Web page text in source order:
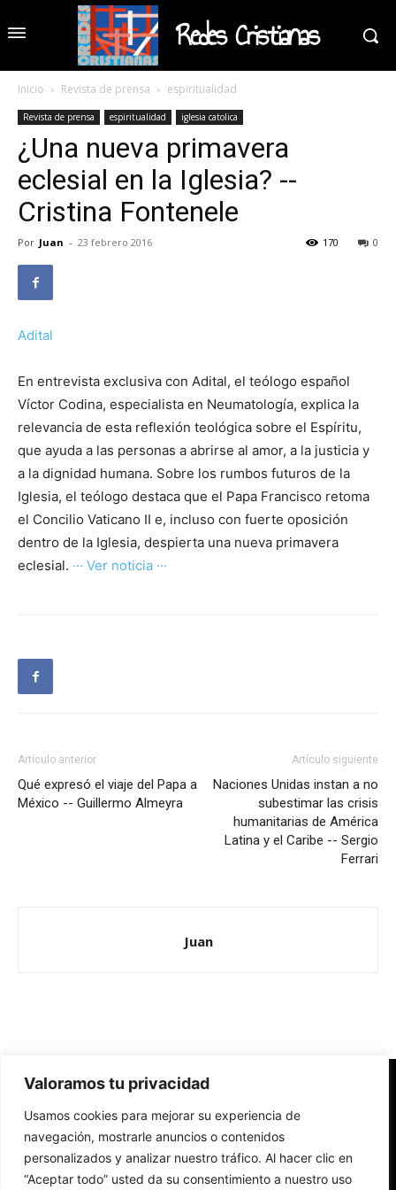
Valoramos tu privacidad
Usamos cookies para mejorar su experiencia de
navegación, mostrarle anuncios o contenidos
personalizados y analizar nuestro tráfico. Al hacer clic en
“Aceptar todo” usted da su consentimiento a nuestro uso
Redes Cristianas
Inicio Revista de prensa espiritualidad
Revista de prensa espiritualidad iglesia catolica
¿Una nueva primavera
eclesial en la Iglesia? --
Cristina Fontenele
Por Juan - 23 febrero 2016 0
170
Adital
En entrevista exclusiva con Adital, el teólogo español
Víctor Codina, especialista en Neumatología, explica la
relevancia de esta reflexión teológica sobre el Espíritu,
que ayuda a las personas a abrirse al amor, a la justicia y
a la dignidad humana. Sobre los rumbos futuros de la
Iglesia, el teólogo destaca que el Papa Francisco retoma
el Concilio Vaticano II e, incluso con fuerte oposición
dentro de la Iglesia, despierta una nueva primavera
eclesial. ··· Ver noticia ···
Artículo anterior
Qué expresó el viaje del Papa a
México -- Guillermo Almeyra
Artículo siguiente
Naciones Unidas instan a no
subestimar las crisis
humanitarias de América
Latina y el Caribe -- Sergio
Ferrari
Juan
Redes Cristianas
Una mirada alternativa sobre la Iglesia católica y la sociedad
- Colectivos de Redes Cristianas